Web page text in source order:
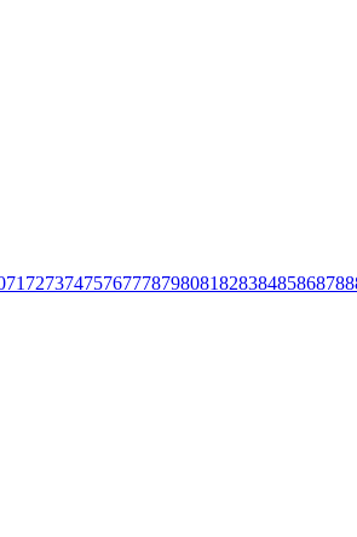
71 7273747576777879808182838485868788